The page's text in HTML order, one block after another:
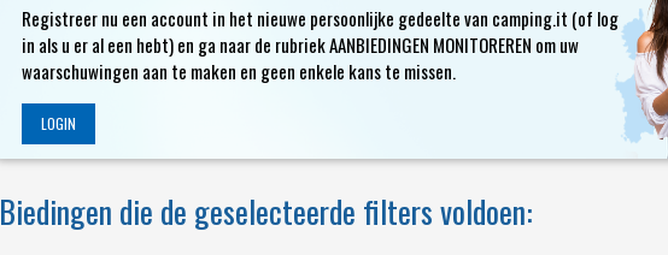
Registreer nu een account in het nieuwe persoonlijke gedeelte van camping.it (of log
in als u er al een hebt) en ga naar de rubriek AANBIEDINGEN MONITOREREN om uw
waarschuwingen aan te maken en geen enkele kans te missen.
LOGIN
Biedingen die de geselecteerde filters voldoen: